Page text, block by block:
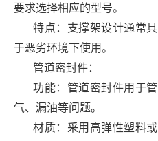
要求选择相应的型号。
特点：支撑架设计通常
于恶劣环境下使用。
管道密封件：
功能：管道密封件用于
气、漏油等问题。
材质：采用高弹性塑料